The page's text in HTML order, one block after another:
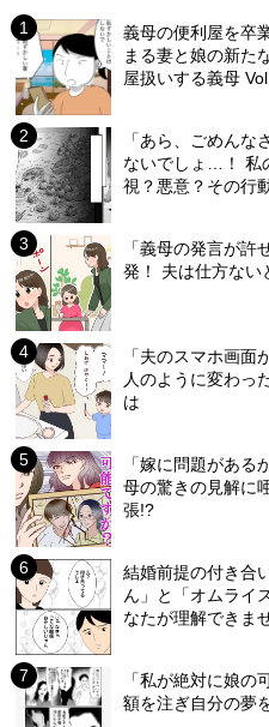
義母の便利屋を卒
まる妻と娘の新た
屋扱いする義母
「あら、ごめんな
ないでしょ…！ 私
視？悪意？その行
「義母の発言が
発！ 夫は仕方ない
「夫のスマホ画
人のように変わっ
は
「嫁に問題があ
母の驚きの見解に
張!?
結婚前提の付き合
ん」と「オムライ
なたが理解できま
「私が絶対に娘
額を注ぎ自分の夢